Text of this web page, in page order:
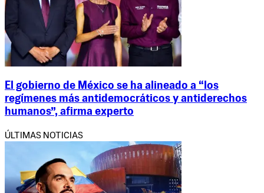
El gobierno de México se ha alineado a “los
regímenes más antidemocráticos y antiderechos
humanos”, afirma experto
ÚLTIMAS NOTICIAS